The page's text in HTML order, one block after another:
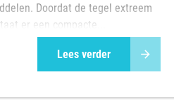
Doordat de tegel extreem
er een compacte...
Lees verder